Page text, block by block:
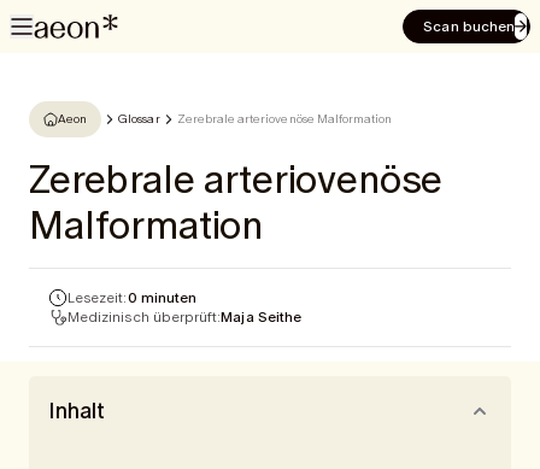
Scan buchen
Aeon Glossar Zerebrale arteriovenöse Malformation
Zerebrale arteriovenöse
Malformation
Lesezeit:0 minuten
Medizinisch überprüft:Maja Seithe
Inhalt